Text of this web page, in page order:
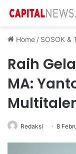
Home / SOSOK &
Raih
MA:
Redaksi 8